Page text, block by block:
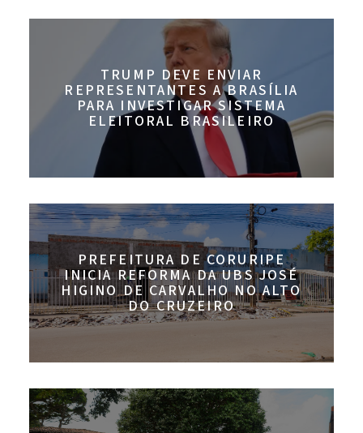
TRUMP DEVE ENVIAR
REPRESENTANTES A BRASÍLIA
PARA INVESTIGAR SISTEMA
ELEITORAL BRASILEIRO
PREFEITURA DE CORURIPE
INICIA REFORMA DA UBS JOSÉ
HIGINO DE CARVALHO NO ALTO
DO CRUZEIRO